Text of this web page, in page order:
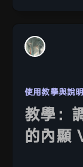
使用教學與說
教學：
的內顯